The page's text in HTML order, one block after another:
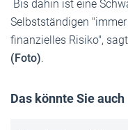
Bis dahin ist eine
Selbstständigen
finanzielles Risiko", sagt
(Foto).
Das könnte Sie